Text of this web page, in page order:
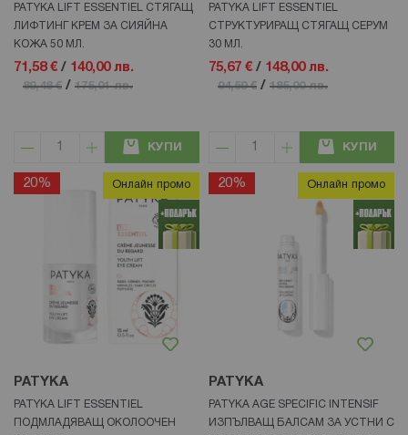
PATYKA LIFT ESSENTIEL СТЯГАЩ
ЛИФТИНГ КРЕМ ЗА СИЯЙНА
КОЖА 50 МЛ.
71,58 € / 140,00 лв.
89,48 € / 175,01 лв.
КУПИ
PATYKA LIFT ESSENTIEL
СТРУКТУРИРАЩ СТЯГАЩ СЕРУМ
30 МЛ.
75,67 € / 148,00 лв.
94,59 € / 185,00 лв.
КУПИ
20% Онлайн промо
PATYKA
PATYKA LIFT ESSENTIEL
ПОДМЛАДЯВАЩ ОКОЛООЧЕН
20% Онлайн промо
PATYKA
PATYKA AGE SPECIFIC INTENSIF
ИЗПЪЛВАЩ БАЛСАМ ЗА УСТНИ С